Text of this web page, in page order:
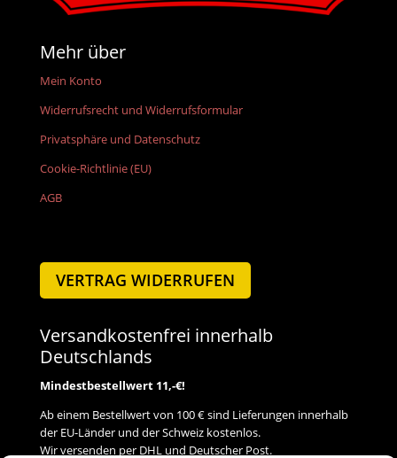
Mehr über
Mein Konto
Widerrufsrecht und Widerrufsformular
Privatsphäre und Datenschutz
Cookie-Richtlinie (EU)
AGB
VERTRAG WIDERRUFEN
Versandkostenfrei innerhalb
Deutschlands
Mindestbestellwert 11,-€!
Ab einem Bestellwert von 100 € sind Lieferungen innerhalb
der EU-Länder und der Schweiz kostenlos.
Wir versenden per DHL und Deutscher Post.